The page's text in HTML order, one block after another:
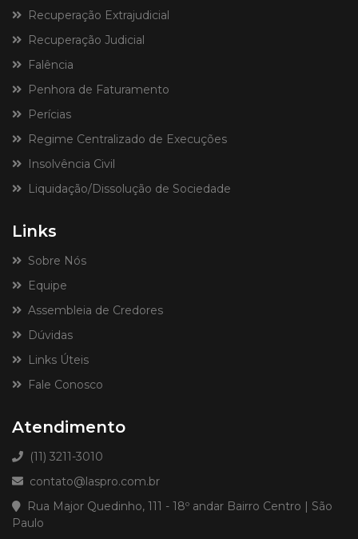
Recuperação Extrajudicial
Recuperação Judicial
Falência
Penhora de Faturamento
Perícias
Regime Centralizado de Execuções
Insolvência Civil
Liquidação/Dissolução de Sociedade
Links
Sobre Nós
Equipe
Assembleia de Credores
Dúvidas
Links Úteis
Fale Conosco
Atendimento
(11) 3211-3010
contato@laspro.com.br
Rua Major Quedinho, 111 - 18º andar Bairro Centro | São
Paulo